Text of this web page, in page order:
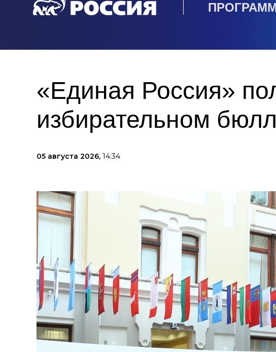
«Единая Россия»
избирательном
05 августа 2026, 14:34